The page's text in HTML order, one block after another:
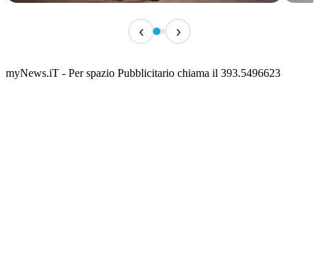
Classic Contest 3vs3 Memorial Michele
📅 6 Agosto 2026 · 09:00 · 📍 Lungomare C. Colombo
‹ ›
myNews.iT - Per spazio Pubblicitario chiama il 393.5496623